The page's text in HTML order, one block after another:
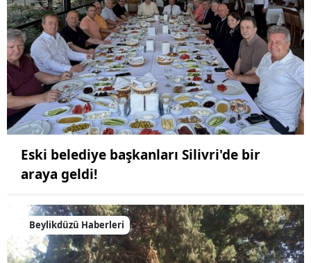
Eski belediye başkanları Silivri'de bir
araya geldi!
Beylikdüzü Haberleri